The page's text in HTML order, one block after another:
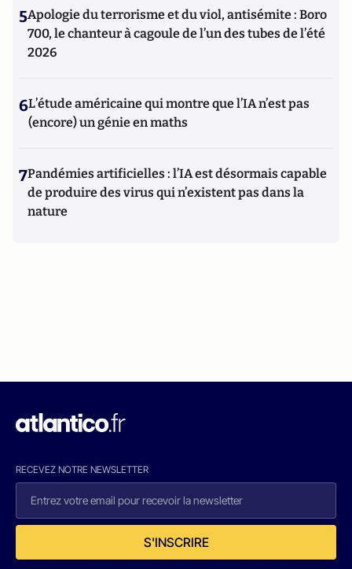
5Apologie du terrorisme et du viol, antisémite : Boro
700, le chanteur à cagoule de l’un des tubes de l’été
2026
6L’étude américaine qui montre que l’IA n’est pas
(encore) un génie en maths
7Pandémies artificielles : l’IA est désormais capable
de produire des virus qui n’existent pas dans la
nature
RECEVEZ NOTRE NEWSLETTER
S'INSCRIRE